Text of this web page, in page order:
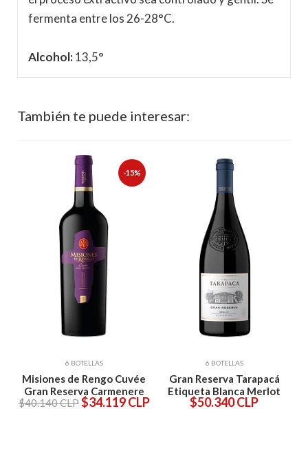
fermenta entre los 26-28°C.
Alcohol:13,5°
También te puede interesar:
-15%
6 BOTELLAS
Misiones de Rengo Cuvée
Gran Reserva Carmenere
$40.140 CLP$34.119 CLP
6 BOTELLAS
Gran Reserva Tarapacá
Etiqueta Blanca Merlot
$50.340 CLP